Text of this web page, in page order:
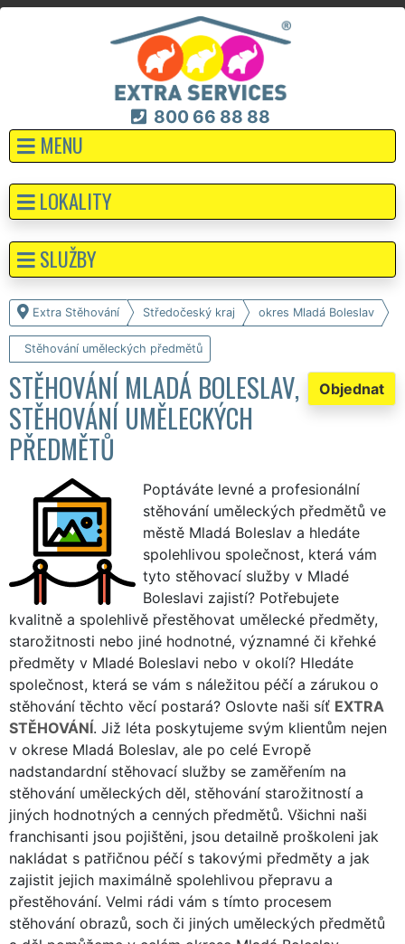
800 66 88 88
MENU
Extra Stěhování Středočeský kraj okres Mladá Boleslav
Stěhování uměleckých předmětů
Objednat
STĚHOVÁNÍ MLADÁ BOLESLAV,
STĚHOVÁNÍ UMĚLECKÝCH
PŘEDMĚTŮ
Poptáváte levné a profesionální
stěhování uměleckých předmětů ve
městě Mladá Boleslav a hledáte
spolehlivou společnost, která vám
tyto stěhovací služby v Mladé
Boleslavi zajistí? Potřebujete
kvalitně a spolehlivě přestěhovat umělecké předměty,
starožitnosti nebo jiné hodnotné, významné či křehké
předměty v Mladé Boleslavi nebo v okolí? Hledáte
společnost, která se vám s náležitou péčí a zárukou o
stěhování těchto věcí postará? Oslovte naši síť EXTRA
STĚHOVÁNÍ. Již léta poskytujeme svým klientům nejen
v okrese Mladá Boleslav, ale po celé Evropě
nadstandardní stěhovací služby se zaměřením na
stěhování uměleckých děl, stěhování starožitností a
jiných hodnotných a cenných předmětů. Všichni naši
franchisanti jsou pojištěni, jsou detailně proškoleni jak
nakládat s patřičnou péčí s takovými předměty a jak
zajistit jejich maximálně spolehlivou přepravu a
přestěhování. Velmi rádi vám s tímto procesem
stěhování obrazů, soch či jiných uměleckých předmětů
LOKALITY
SLUŽBY